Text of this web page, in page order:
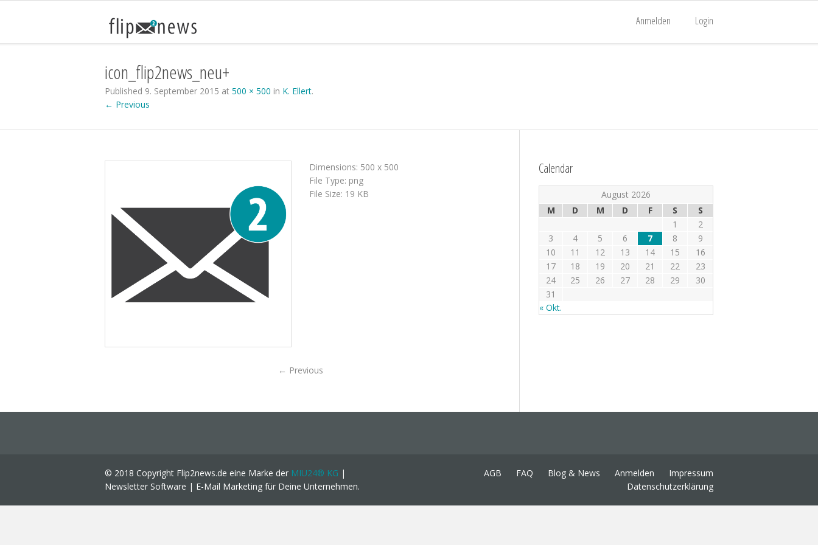
Anmelden Login
icon_flip2news_neu+
Published 9. September 2015 at 500 × 500 in K. Ellert.
← Previous
Dimensions: 500 x 500
File Type: png
File Size: 19 KB
← Previous
Calendar
August 2026
M
D M D F S
S
1
2
3
4 5 6 7 8
9
10
11 12 13 14 15
16
17
18 19 20 21 22
23
24
25 26 27 28 29
30
31
« Okt.
AGB FAQ Blog & News Anmelden
Impressum
Datenschutzerklärung
© 2018 Copyright Flip2news.de eine Marke der MIU24® KG |
Newsletter Software | E-Mail Marketing für Deine Unternehmen.